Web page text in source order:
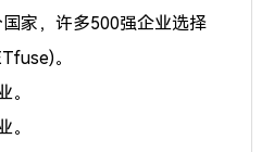
家，许多500强企业选择
。
。
。